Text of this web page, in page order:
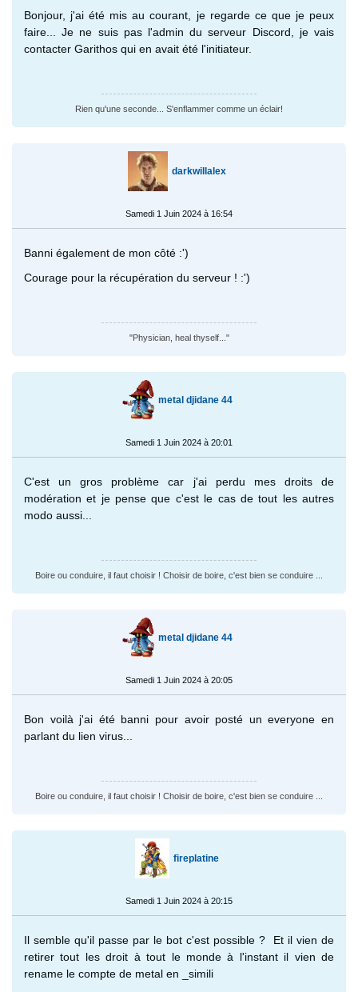
Bonjour, j'ai été mis au courant, je regarde ce que je peux
faire... Je ne suis pas l'admin du serveur Discord, je vais
contacter Garithos qui en avait été l'initiateur.
Rien qu'une seconde... S'enflammer comme un éclair!
darkwillalex
Samedi 1 Juin 2024 à 16:54
Banni également de mon côté :')
Courage pour la récupération du serveur ! :')
"Physician, heal thyself..."
metal djidane 44
Samedi 1 Juin 2024 à 20:01
C'est un gros problème car j'ai perdu mes droits de
modération et je pense que c'est le cas de tout les autres
modo aussi...
Boire ou conduire, il faut choisir ! Choisir de boire, c'est bien se conduire ...
metal djidane 44
Samedi 1 Juin 2024 à 20:05
Bon voilà j'ai été banni pour avoir posté un everyone en
parlant du lien virus...
Boire ou conduire, il faut choisir ! Choisir de boire, c'est bien se conduire ...
fireplatine
Samedi 1 Juin 2024 à 20:15
Il semble qu'il passe par le bot c'est possible ? Et il vien de
retirer tout les droit à tout le monde à l'instant il vien de
rename le compte de metal en _simili